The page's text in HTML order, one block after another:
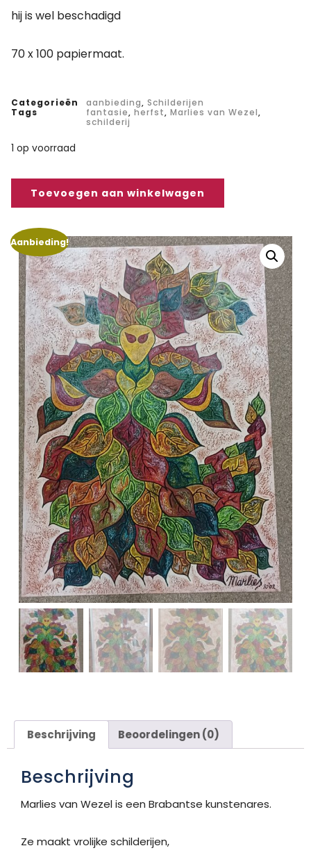
hij is wel beschadigd
70 x 100 papiermaat.
Categorieën aanbieding, Schilderijen
Tags
fantasie, herfst, Marlies van Wezel,
schilderij
1 op voorraad
Toevoegen aan winkelwagen
Aanbieding!
Beschrijving Beoordelingen (0)
Beschrijving
Marlies van Wezel is een Brabantse kunstenares.
Ze maakt vrolijke schilderijen,